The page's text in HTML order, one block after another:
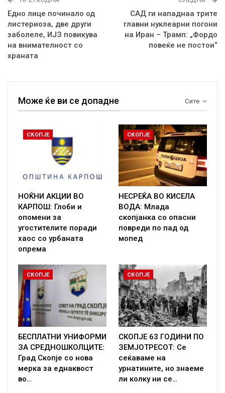
Едно лице починало од
листериоза, две други
заболеле, ИЈЗ повикува
на внимателност со
храната
САД ги нападнаа трите
главни нуклеарни погони
на Иран – Трамп: „Фордо
повеќе не постои“
Сите
Може ќе ви се допадне
СКОПЈЕ
НОЌНИ АКЦИИ ВО
КАРПОШ: Глоби и
опомени за
угостителите поради
хаос со урбаната
опрема
СКОПЈЕ
НЕСРЕЌА ВО КИСЕЛА
ВОДА: Млада
скопјанка со опасни
повреди по пад од
мопед
СКОПЈЕ
БЕСПЛАТНИ УНИФОРМИ
ЗА СРЕДНОШКОЛЦИТЕ:
Град Скопје со нова
мерка за еднаквост
во…
СКОПЈЕ
СКОПЈЕ 63 ГОДИНИ ПО
ЗЕМЈОТРЕСОТ: Се
сеќаваме на
урнатините, но знаеме
ли колку ни се…